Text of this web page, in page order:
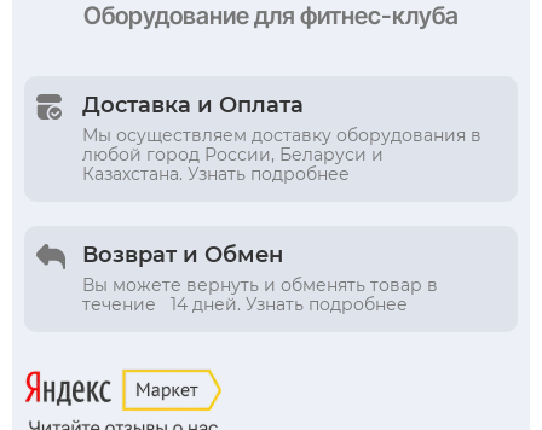
Оборудованиедля фитнес-клуба
Доставка и Оплата
Мы осуществляем доставку оборудования в
любой город России, Беларуси и
Казахстана. Узнать подробнее
Возврат и Обмен
Вы можете вернуть и обменять товар в
течение 14 дней. Узнать подробнее